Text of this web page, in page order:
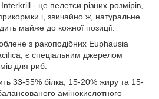
- це пелетси різних розмірів,
і, звичайно ж, натуральне
майже до кожної позиції.
з ракоподібних Euphausia
є спеціальним джерелом
для риб.
33-55% білка, 15-20% жиру та 15-
амінокислотного